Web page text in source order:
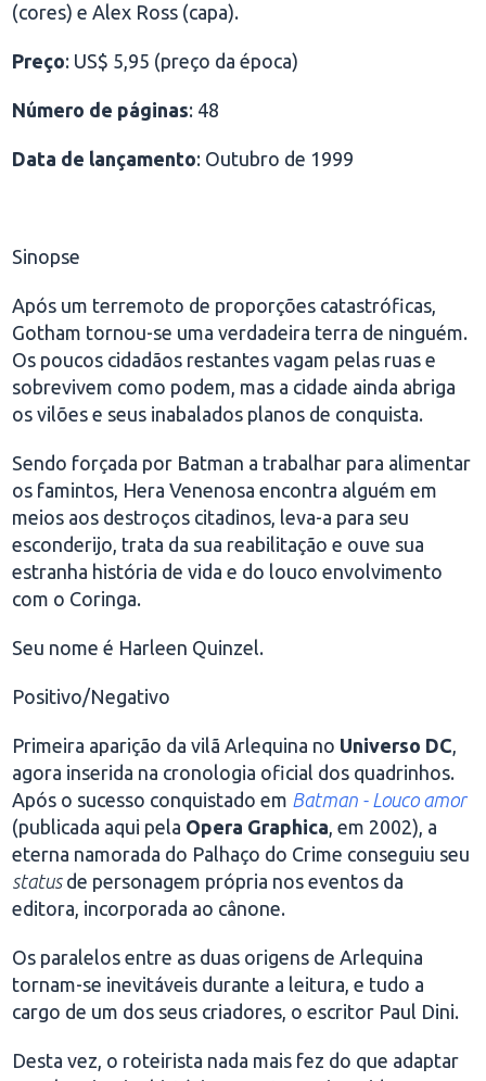
(cores) e Alex Ross (capa).
Preço: US$ 5,95 (preço da época)
Número de páginas: 48
Data de lançamento: Outubro de 1999
Sinopse
Após um terremoto de proporções catastróficas,
Gotham tornou-se uma verdadeira terra de ninguém.
Os poucos cidadãos restantes vagam pelas ruas e
sobrevivem como podem, mas a cidade ainda abriga
os vilões e seus inabalados planos de conquista.
Sendo forçada por Batman a trabalhar para alimentar
os famintos, Hera Venenosa encontra alguém em
meios aos destroços citadinos, leva-a para seu
esconderijo, trata da sua reabilitação e ouve sua
estranha história de vida e do louco envolvimento
com o Coringa.
Seu nome é Harleen Quinzel.
Positivo/Negativo
Primeira aparição da vilã Arlequina no Universo DC,
agora inserida na cronologia oficial dos quadrinhos.
Após o sucesso conquistado em Batman - Louco amor
(publicada aqui pela Opera Graphica, em 2002), a
eterna namorada do Palhaço do Crime conseguiu seu
statusde personagem própria nos eventos da
editora, incorporada ao cânone.
Os paralelos entre as duas origens de Arlequina
tornam-se inevitáveis durante a leitura, e tudo a
cargo de um dos seus criadores, o escritor Paul Dini.
Desta vez, o roteirista nada mais fez do que adaptar